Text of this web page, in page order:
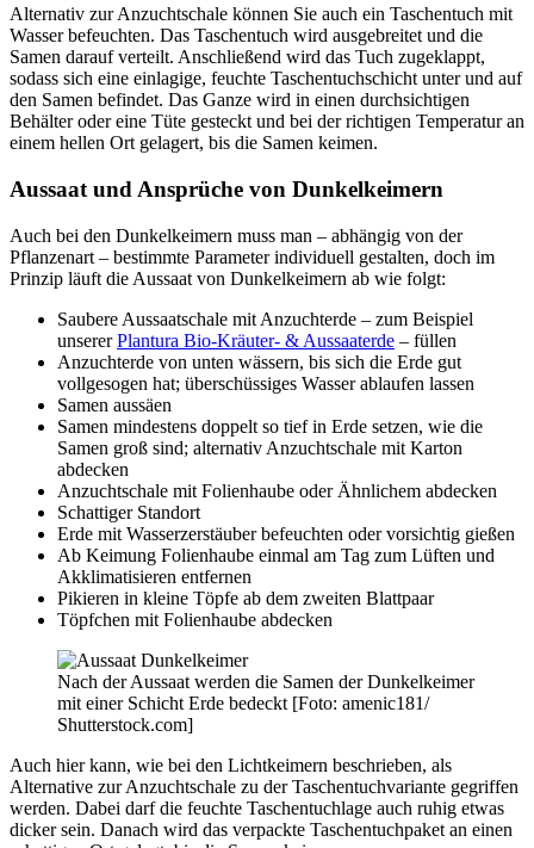
Alternativ zur Anzuchtschale können Sie auch ein Taschentuch mit
Wasser befeuchten. Das Taschentuch wird ausgebreitet und die
Samen darauf verteilt. Anschließend wird das Tuch zugeklappt,
sodass sich eine einlagige, feuchte Taschentuchschicht unter und auf
den Samen befindet. Das Ganze wird in einen durchsichtigen
Behälter oder eine Tüte gesteckt und bei der richtigen Temperatur an
einem hellen Ort gelagert, bis die Samen keimen.
Aussaat und Ansprüche von Dunkelkeimern
Auch bei den Dunkelkeimern muss man – abhängig von der
Pflanzenart – bestimmte Parameter individuell gestalten, doch im
Prinzip läuft die Aussaat von Dunkelkeimern ab wie folgt:
Saubere Aussaatschale mit Anzuchterde – zum Beispiel
unsererPlantura Bio-Kräuter- & Aussaaterde – füllen
Anzuchterde von unten wässern, bis sich die Erde gut
vollgesogen hat; überschüssiges Wasser ablaufen lassen
Samen aussäen
Samen mindestens doppelt so tief in Erde setzen, wie die
Samen groß sind; alternativ Anzuchtschale mit Karton
abdecken
Anzuchtschale mit Folienhaube oder Ähnlichem abdecken
Schattiger Standort
Erde mit Wasserzerstäuber befeuchten oder vorsichtig gießen
Ab Keimung Folienhaube einmal am Tag zum Lüften und
Akklimatisieren entfernen
Pikieren in kleine Töpfe ab dem zweiten Blattpaar
Töpfchen mit Folienhaube abdecken
Nach der Aussaat werden die Samen der Dunkelkeimer
mit einer Schicht Erde bedeckt [Foto: amenic181/
Shutterstock.com]
Auch hier kann, wie bei den Lichtkeimern beschrieben, als
Alternative zur Anzuchtschale zu der Taschentuchvariante gegriffen
werden. Dabei darf die feuchte Taschentuchlage auch ruhig etwas
dicker sein. Danach wird das verpackte Taschentuchpaket an einen